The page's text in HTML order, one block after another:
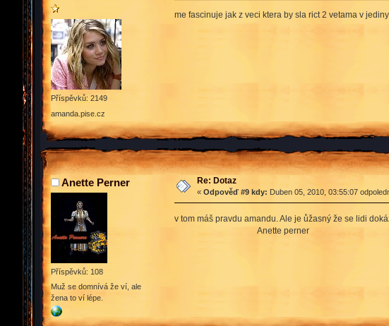
Příspěvků: 2149
amanda.pise.cz
me fascinuje jak z veci ktera by sla rict 2 vetama v
Anette Perner
Příspěvků: 108
Muž se domnívá že ví, ale
žena to ví lépe.
Re: Dotaz
« Odpověď #9 kdy: Duben 05, 2010, 03:55:07
v tom máš pravdu amandu. Ale je ůžasný že se lidi
Anette perner